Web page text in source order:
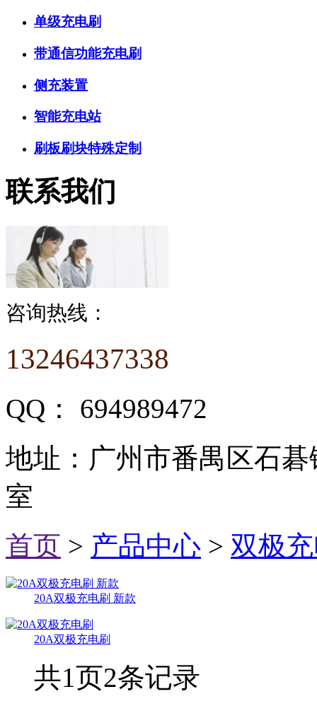
单级充电刷
带通信功能充电刷
侧充装置
智能充电站
刷板刷块特殊定制
联系我们
咨询热线：
13246437338
QQ：
694989472
地址： 广州市番禺区石
室
首页 > 产品中心 > 双极
20A双极充电刷 新款
20A双极充电刷
共1页2条记录